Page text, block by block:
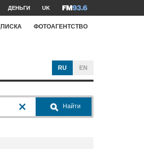
ДЕНЬГИ UK
ФОТОАГЕНТСТВО
RU EN
Найти